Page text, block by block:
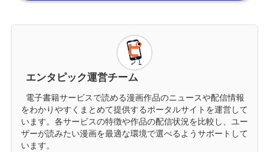
エンタピック運営チーム
電子書籍サービスで読める漫画作品のニュースや配信情報
をわかりやすくまとめて提供するポータルサイトを運営して
います。各サービスの特徴や作品の配信状況を比較し、ユー
ザーが読みたい漫画を最適な環境で選べるようサポートして
います。